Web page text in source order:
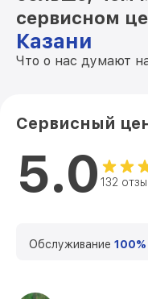
сервисном
Казани
Что о нас думают
Сервисный
5.0 132
Обслуживание 100%